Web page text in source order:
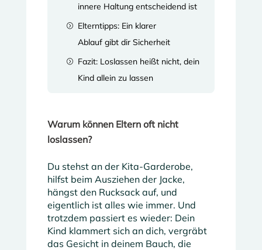
innere Haltung entscheidend ist
=
Elterntipps: Ein klarer
Ablauf gibt dir Sicherheit
=
Fazit: Loslassen heißt nicht, dein
Kind allein zu lassen
Warum können Eltern oft nicht
loslassen?
Du stehst an der Kita-Garderobe,
hilfst beim Ausziehen der Jacke,
hängst den Rucksack auf, und
eigentlich ist alles wie immer. Und
trotzdem passiert es wieder: Dein
Kind klammert sich an dich, vergräbt
das Gesicht in deinem Bauch, die